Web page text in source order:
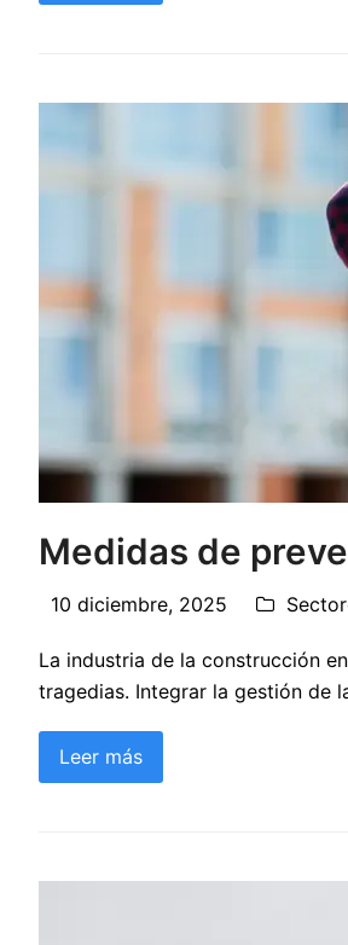
Medidas de
10 diciembre, 2025
La industria de la construcción
tragedias. Integrar la gestión de
Leer más